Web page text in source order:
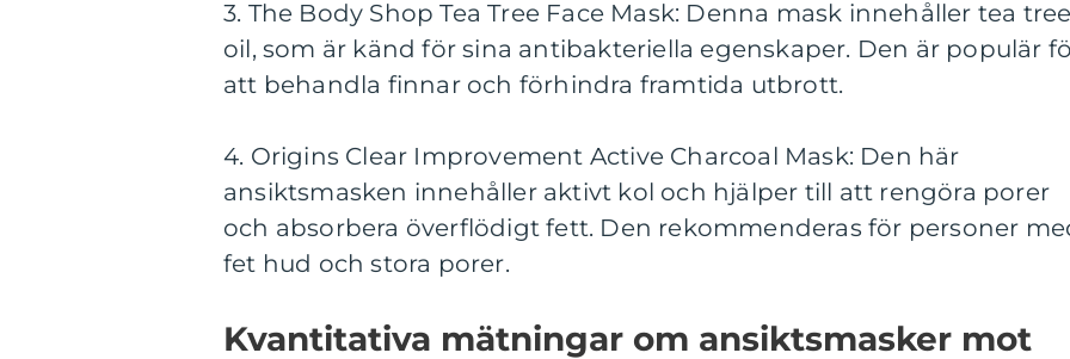
3. The Body Shop Tea Tree Face Mask: Denna mask innehåller tea tree
oil, som är känd för sina antibakteriella egenskaper. Den är populär
att behandla finnar och förhindra framtida utbrott.
4. Origins Clear Improvement Active Charcoal Mask: Den här
ansiktsmasken innehåller aktivt kol och hjälper till att rengöra porer
och absorbera överflödigt fett. Den rekommenderas för personer
fet hud och stora porer.
Kvantitativa mätningar om ansiktsmasker mot